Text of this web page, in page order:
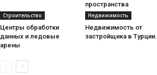
пространства
Строительство
Центры обработки
данных и ледовые
арены
Недвижимость
Недвижимость от
застройщика в Турции.